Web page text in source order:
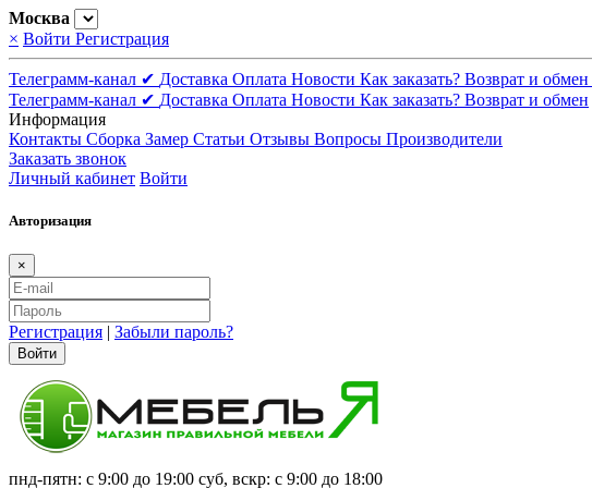
Москва
× Войти Регистрация
Телеграмм-канал ✔ Доставка Оплата Новости Как заказать? Возврат и обмен
Телеграмм-канал ✔ Доставка Оплата Новости Как заказать? Возврат и обмен
Информация
Контакты Сборка Замер Статьи Отзывы Вопросы Производители
Заказать звонок
Личный кабинет Войти
Авторизация
×
Регистрация | Забыли пароль?
Войти
пнд-пятн: с 9:00 до 19:00 суб, вскр: с 9:00 до 18:00